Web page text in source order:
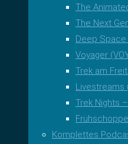
The
The Next
Deep Space
Voyager
Trek am
Livestreams
Trek Nights
Komplettes